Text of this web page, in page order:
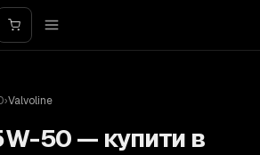
›Valvoline
50 — купити в